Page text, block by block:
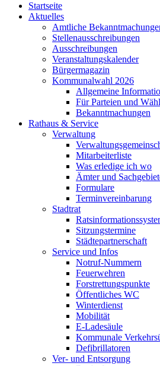
Startseite
Aktuelles
Amtliche
Stellenausschreibungen
Ausschreibungen
Veranstaltungskalender
Bürgermagazin
Kommunalwahl 2026
Allgemeine
Für Parteien und
Bekanntmachungen
Rathaus & Service
Verwaltung
Mitarbeiterliste
Was erledige ich wo
Ämter und
Formulare
Terminvereinbarung
Stadtrat
Sitzungstermine
Städtepartnerschaft
Service und Infos
Notruf-Nummern
Feuerwehren
Forstrettungspunkte
Öffentliches WC
Winterdienst
Mobilität
E-Ladesäule
Kommunale
Defibrillatoren
Ver- und Entsorgung